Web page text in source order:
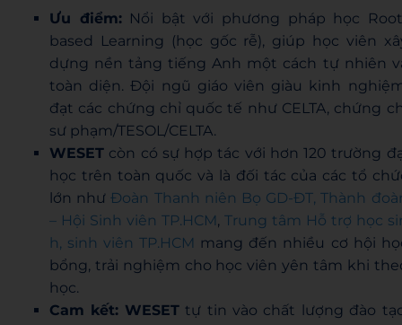
Ưu điểm:Nổi bật với phương pháp học
based Learning (học gốc rễ), giúp học viên
dựng nền tảng tiếng Anh một cách tự nhiên
toàn diện. Đội ngũ giáo viên giàu kinh
đạt các chứng chỉ quốc tế như CELTA, chứng
sư phạm/TESOL/CELTA.
WESET còn có sự hợp tác với hơn 120 trường
học trên toàn quốc và là đối tác của các tổ
lớn nhưĐoàn Thanh niên Bọ GD-ĐT, Thành
– Hội Sinh viên TP.HCM, Trung tâm Hỗ trợ học
h, sinh viên TP.HCM mang đến nhiều cơ hội
bổng, trải nghiệm cho học viên yên tâm khi
học.
Cam kết: WESETtự tin vào chất lượng đào